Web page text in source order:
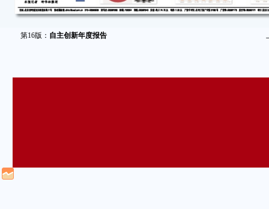
第16版： 自主创新年度报告